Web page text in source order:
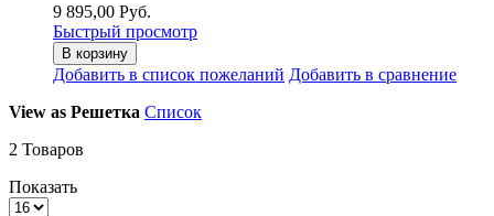
9 895,00 Руб.
Быстрый просмотр
В корзину
Добавить в список пожеланий Добавить в сравнение
View as Решетка Список
2 Товаров
Показать